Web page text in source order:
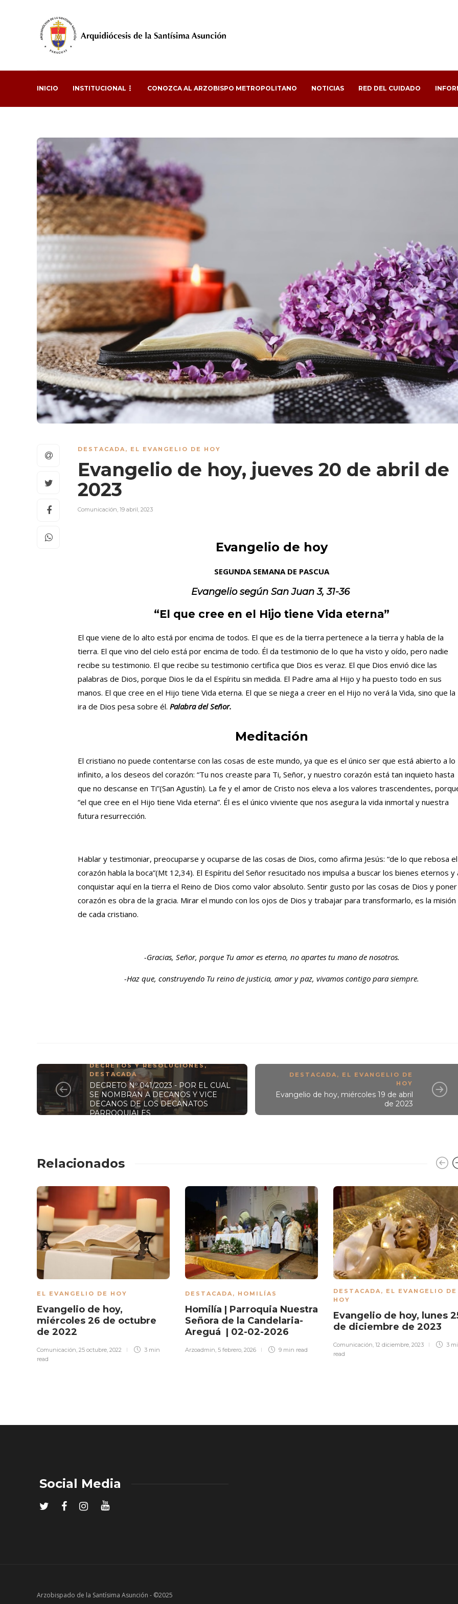
INICIO INSTITUCIONAL CONOZCA AL ARZOBISPO METROPOLITANO NOTICIAS RED DEL CUIDADO
DESTACADA, EL EVANGELIO DE HOY
Evangelio de hoy, jueves 20 de abril de
2023
Comunicación, 19 abril, 2023
Evangelio de hoy
SEGUNDA SEMANA DE PASCUA
Evangelio según San Juan 3, 31-36
“El que cree en el Hijo tiene Vida eterna”
El que viene de lo alto está por encima de todos. El que es de la tierra pertenece a la tierra y habla de la
tierra. El que vino del cielo está por encima de todo. Él da testimonio de lo que ha visto y oído, pero nadie
recibe su testimonio. El que recibe su testimonio certifica que Dios es veraz. El que Dios envió dice las
palabras de Dios, porque Dios le da el Espíritu sin medida. El Padre ama al Hijo y ha puesto todo en sus
manos. El que cree en el Hijo tiene Vida eterna. El que se niega a creer en el Hijo no verá la Vida, sino que la
ira de Dios pesa sobre él. Palabra del Señor.
Meditación
El cristiano no puede contentarse con las cosas de este mundo, ya que es el único ser que está abierto a lo
infinito, a los deseos del corazón: “Tu nos creaste para Ti, Señor, y nuestro corazón está tan inquieto hasta
que no descanse en Ti”(San Agustín). La fe y el amor de Cristo nos eleva a los valores trascendentes,
“el que cree en el Hijo tiene Vida eterna”. Él es el único viviente que nos asegura la vida inmortal y nuestra
futura resurrección.
Hablar y testimoniar, preocuparse y ocuparse de las cosas de Dios, como afirma Jesús: “de lo que rebosa el
corazón habla la boca”(Mt 12,34). El Espíritu del Señor resucitado nos impulsa a buscar los bienes eternos y
conquistar aquí en la tierra el Reino de Dios como valor absoluto. Sentir gusto por las cosas de Dios y
corazón es obra de la gracia. Mirar el mundo con los ojos de Dios y trabajar para transformarlo, es la misión
de cada cristiano.
-Gracias, Señor, porque Tu amor es eterno, no apartes tu mano de nosotros.
-Haz que, construyendo Tu reino de justicia, amor y paz, vivamos contigo para siempre.
DECRETOS Y RESOLUCIONES,
DESTACADA
DECRETO Nº 041/2023 - POR EL CUAL
SE NOMBRAN A DECANOS Y VICE
DECANOS DE LOS DECANATOS
PARROQUIALES
DESTACADA, EL EVANGELIO DE
HOY
Evangelio de hoy, miércoles 19 de abril
de 2023
Relacionados
EL EVANGELIO DE HOY
Evangelio de hoy,
miércoles 26 de octubre
de 2022
Comunicación, 25 octubre, 2022
3 min
read
DESTACADA, HOMILÍAS
Homilía | Parroquia Nuestra
Señora de la Candelaria-
Areguá | 02-02-2026
Arzoadmin, 5 febrero, 2026 9 min read
DESTACADA, EL EVANGELIO DE
HOY
Evangelio de hoy, lunes
de diciembre de 2023
Comunicación, 12 diciembre, 2023
3
read
Social Media
Arzobispado de la Santísima Asunción - ©2025